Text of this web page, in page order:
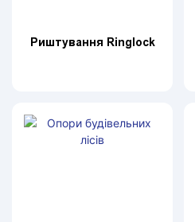
Риштування Ringlock